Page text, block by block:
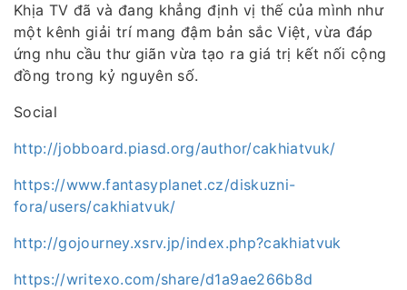
Khịa TV đã và đang khẳng định vị thế của mình như
một kênh giải trí mang đậm bản sắc Việt, vừa đáp
ứng nhu cầu thư giãn vừa tạo ra giá trị kết nối cộng
đồng trong kỷ nguyên số.
Social
http://jobboard.piasd.org/author/cakhiatvuk/
https://www.fantasyplanet.cz/diskuzni-
fora/users/cakhiatvuk/
http://gojourney.xsrv.jp/index.php?cakhiatvuk
https://writexo.com/share/d1a9ae266b8d